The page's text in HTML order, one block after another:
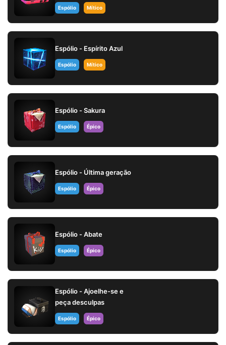
Espólio Mítico
Espólio - Espírito Azul
Espólio Mítico
Espólio - Sakura
Espólio Épico
Espólio - Última geração
Espólio Épico
Espólio - Abate
Espólio Épico
Espólio - Ajoelhe-se e
peça desculpas
Espólio Épico